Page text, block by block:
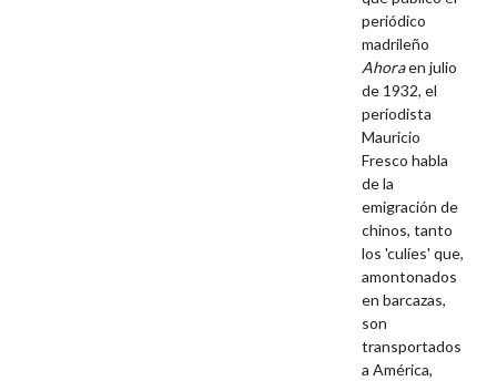
periódico
madrileño
Ahoraen julio
de 1932, el
periodista
Mauricio
Fresco habla
de la
emigración de
chinos, tanto
los 'culíes' que,
amontonados
en barcazas,
son
transportados
a América,